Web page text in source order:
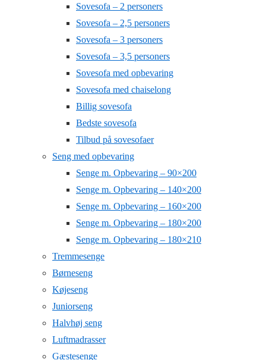
Sovesofa – 2 personers
Sovesofa – 2,5 personers
Sovesofa – 3 personers
Sovesofa – 3,5 personers
Sovesofa med opbevaring
Sovesofa med chaiselong
Billig sovesofa
Bedste sovesofa
Tilbud på sovesofaer
Seng med opbevaring
Senge m. Opbevaring – 90×200
Senge m. Opbevaring – 140×200
Senge m. Opbevaring – 160×200
Senge m. Opbevaring – 180×200
Senge m. Opbevaring – 180×210
Tremmesenge
Børneseng
Køjeseng
Juniorseng
Halvhøj seng
Luftmadrasser
Gæstesenge